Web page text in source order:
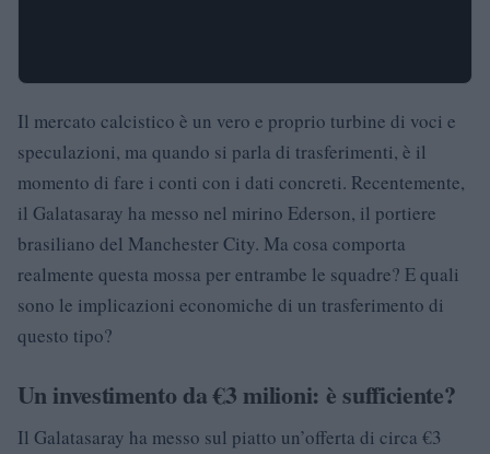
Il mercato calcistico è un vero e proprio turbine di voci e
speculazioni, ma quando si parla di trasferimenti, è il
momento di fare i conti con i dati concreti. Recentemente,
il Galatasaray ha messo nel mirino Ederson, il portiere
brasiliano del Manchester City. Ma cosa comporta
realmente questa mossa per entrambe le squadre? E quali
sono le implicazioni economiche di un trasferimento di
questo tipo?
Un investimento da €3 milioni: è sufficiente?
Il Galatasaray ha messo sul piatto un’offerta di circa €3